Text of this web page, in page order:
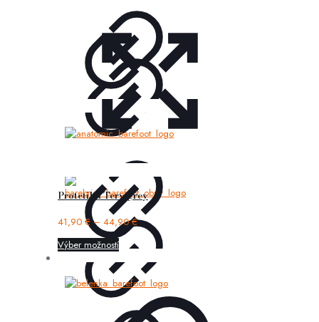
Protetika Tery grey
41,90 €– 44,90€
Výber možností